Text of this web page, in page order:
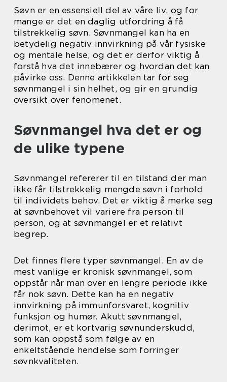
Søvn er en essensiell del av våre liv, og for
mange er det en daglig utfordring å få
tilstrekkelig søvn. Søvnmangel kan ha en
betydelig negativ innvirkning på vår fysiske
og mentale helse, og det er derfor viktig å
forstå hva det innebærer og hvordan det kan
påvirke oss. Denne artikkelen tar for seg
søvnmangel i sin helhet, og gir en grundig
oversikt over fenomenet.
Søvnmangel hva det er og
de ulike typene
Søvnmangel refererer til en tilstand der man
ikke får tilstrekkelig mengde søvn i forhold
til individets behov. Det er viktig å merke seg
at søvnbehovet vil variere fra person til
person, og at søvnmangel er et relativt
begrep.
Det finnes flere typer søvnmangel. En av de
mest vanlige er kronisk søvnmangel, som
oppstår når man over en lengre periode ikke
får nok søvn. Dette kan ha en negativ
innvirkning på immunforsvaret, kognitiv
funksjon og humør. Akutt søvnmangel,
derimot, er et kortvarig søvnunderskudd,
som kan oppstå som følge av en
enkeltstående hendelse som forringer
søvnkvaliteten.